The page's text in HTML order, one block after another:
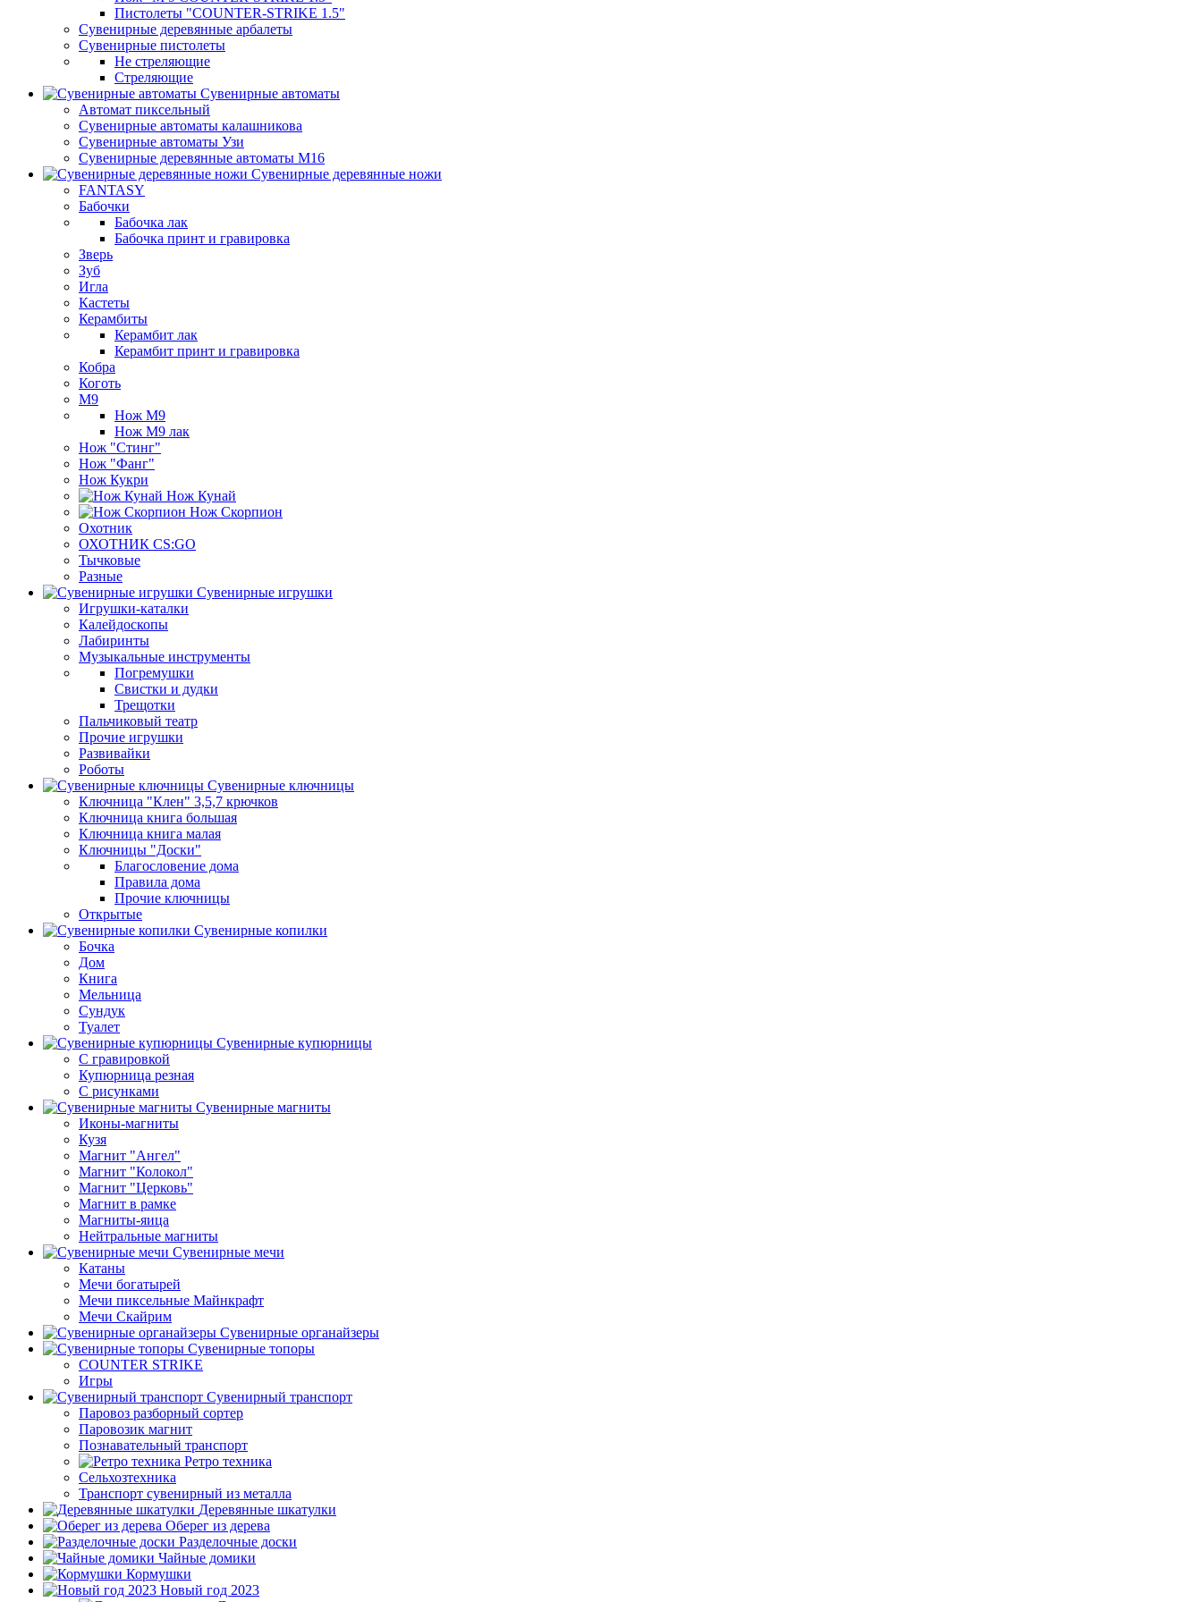
Пистолеты "COUNTER-STRIKE 1.5"
Сувенирные деревянные арбалеты
Сувенирные пистолеты
Не стреляющие
Стреляющие
Сувенирные автоматы
Автомат пиксельный
Сувенирные автоматы калашникова
Сувенирные автоматы Узи
Сувенирные деревянные автоматы М16
Сувенирные деревянные ножи
FANTASY
Бабочки
Бабочка лак
Бабочка принт и гравировка
Зверь
Зуб
Игла
Кастеты
Керамбиты
Керамбит лак
Керамбит принт и гравировка
Кобра
Коготь
М9
Нож М9
Нож М9 лак
Нож "Стинг"
Нож "Фанг"
Нож Кукри
Нож Кунай
Нож Скорпион
Охотник
ОХОТНИК CS:GO
Тычковые
Разные
Сувенирные игрушки
Игрушки-каталки
Калейдоскопы
Лабиринты
Музыкальные инструменты
Погремушки
Свистки и дудки
Трещотки
Пальчиковый театр
Прочие игрушки
Развивайки
Роботы
Сувенирные ключницы
Ключница "Клен" 3,5,7 крючков
Ключница книга большая
Ключница книга малая
Ключницы "Доски"
Благословение дома
Правила дома
Прочие ключницы
Открытые
Сувенирные копилки
Бочка
Дом
Книга
Мельница
Сундук
Туалет
Сувенирные купюрницы
C гравировкой
Купюрница резная
С рисунками
Сувенирные магниты
Иконы-магниты
Кузя
Магнит "Ангел"
Магнит "Колокол"
Магнит "Церковь"
Магнит в рамке
Магниты-яица
Нейтральные магниты
Сувенирные мечи
Катаны
Мечи богатырей
Мечи пиксельные Майнкрафт
Мечи Скайрим
Сувенирные органайзеры
Сувенирные топоры
COUNTER STRIKE
Игры
Сувенирный транспорт
Паровоз разборный сортер
Паровозик магнит
Познавательный транспорт
Ретро техника
Сельхозтехника
Транспорт сувенирный из металла
Деревянные шкатулки
Оберег из дерева
Разделочные доски
Чайные домики
Кормушки
Новый год 2023